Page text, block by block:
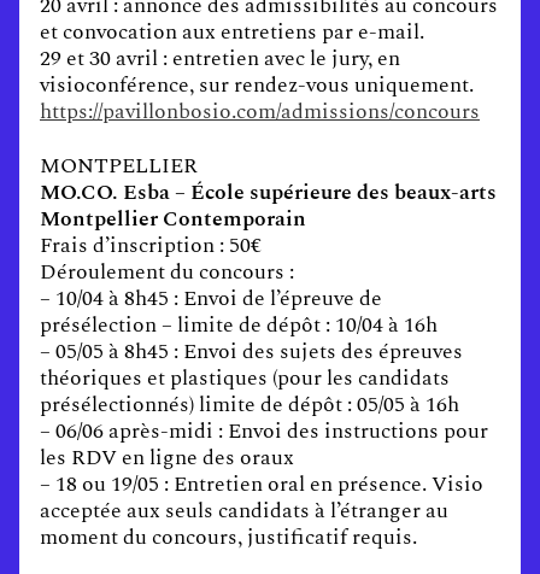
et convocation aux entretiens par e-mail.
29 et 30 avril : entretien avec le jury, en
visioconférence, sur rendez-vous uniquement.
https://pavillonbosio.com/admissions/concours
MONTPELLIER
MO.CO. Esba – École supérieure des beaux-arts
Montpellier Contemporain
Frais d’inscription : 50€
Déroulement du concours :
– 10/04 à 8h45 : Envoi de l’épreuve de
présélection – limite de dépôt : 10/04 à 16h
– 05/05 à 8h45 : Envoi des sujets des épreuves
théoriques et plastiques (pour les candidats
présélectionnés) limite de dépôt : 05/05 à 16h
– 06/06 après-midi : Envoi des instructions pour
les RDV en ligne des oraux
– 18 ou 19/05 : Entretien oral en présence. Visio
acceptée aux seuls candidats à l’étranger au
moment du concours, justificatif requis.